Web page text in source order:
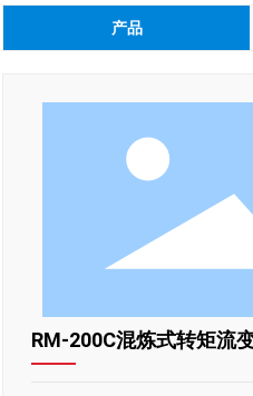
产品
RM-200C混炼式转矩流